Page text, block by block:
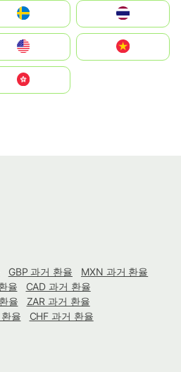
GBP 과거 환율
MXN 과거 환율
율
CAD 과거 환율
율
ZAR 과거 환율
율
CHF 과거 환율